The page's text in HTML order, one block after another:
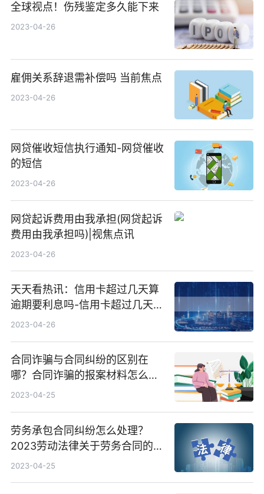
全球视点！伤残鉴定多久能下来
2023-04-26
雇佣关系辞退需补偿吗 当前焦点
2023-04-26
网贷催收短信执行通知-网贷催收
的短信
2023-04-26
网贷起诉费用由我承担(网贷起诉
费用由我承担吗)|视焦点讯
2023-04-26
天天看热讯：信用卡超过几天算
逾期要利息吗-信用卡超过几天算
逾期要利息吗怎么算
2023-04-26
合同诈骗与合同纠纷的区别在
哪？合同诈骗的报案材料怎么
写？
2023-04-25
劳务承包合同纠纷怎么处理？
2023劳动法律关于劳务合同的规
定
2023-04-25